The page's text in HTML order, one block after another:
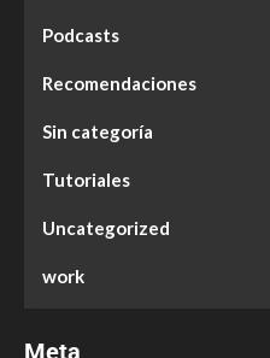
Podcasts
Recomendaciones
Sin categoría
Tutoriales
Uncategorized
work